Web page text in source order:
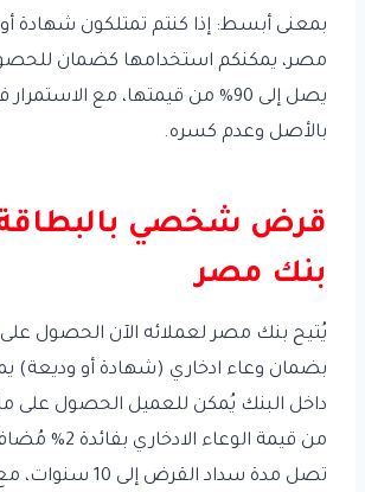
بمعنى أبسط: إذا كنتم تمتلكون شهادة
مصر، يمكنكم استخدامها كضمان
يصل إلى 90% من قيمتها، مع
بالأصل وعدم كسره.
قرض شخصي
بنك مصر
يُتيح بنك مصر لعملائه الآن الحصول
بضمان وعاء ادخاري (شهادة أو وديعة)
من قيمة الوعاء
تصل مدة سداد القرض